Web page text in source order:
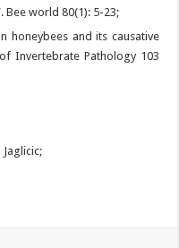
world 80(1): 5-23;
honeybees and its causative
Invertebrate Pathology 103